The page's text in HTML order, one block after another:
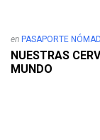
en PASAPORTE
NUESTRAS
MUNDO